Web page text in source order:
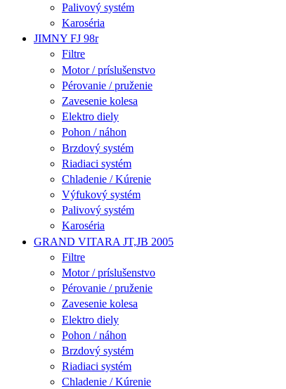
Palivový systém
Karoséria
JIMNY FJ 98r
Filtre
Motor / príslušenstvo
Pérovanie / pruženie
Zavesenie kolesa
Elektro diely
Pohon / náhon
Brzdový systém
Riadiaci systém
Chladenie / Kúrenie
Výfukový systém
Palivový systém
Karoséria
GRAND VITARA JT,JB 2005
Filtre
Motor / príslušenstvo
Pérovanie / pruženie
Zavesenie kolesa
Elektro diely
Pohon / náhon
Brzdový systém
Riadiaci systém
Chladenie / Kúrenie